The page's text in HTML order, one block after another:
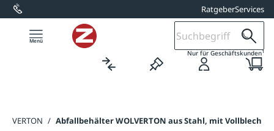
springen RatgeberServices
Nur für Geschäftskunden1
/ Abfallbehälter WOLVERTON aus Stahl, mit Vollblech